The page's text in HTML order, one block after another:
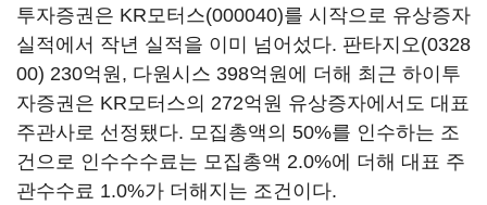
투자증권은 KR모터스(000040)를 시작으로 유상증자
실적에서 작년 실적을 이미 넘어섰다. 판타지오(0328
00) 230억원, 다원시스 398억원에 더해 최근 하이투
자증권은 KR모터스의 272억원 유상증자에서도 대표
주관사로 선정됐다. 모집총액의 50%를 인수하는 조
건으로 인수수수료는 모집총액 2.0%에 더해 대표 주
관수수료 1.0%가 더해지는 조건이다.